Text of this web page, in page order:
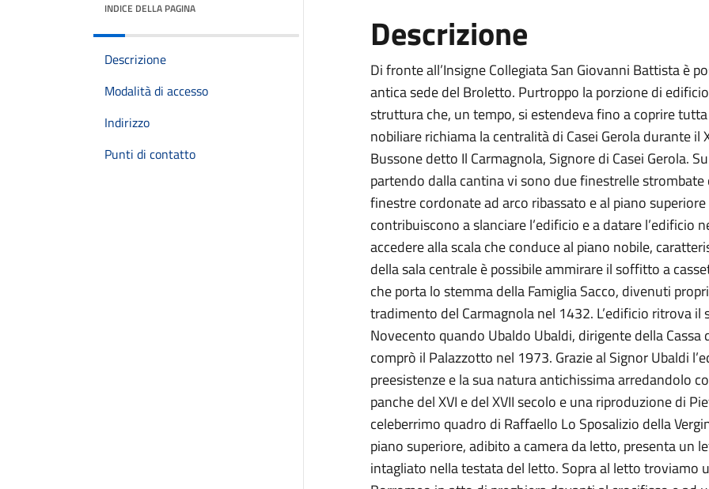
INDICE DELLA PAGINA
Descrizione
Modalità di accesso
Indirizzo
Punti di contatto
Descrizione
Di fronte all’Insigne Collegiata San Giovanni Battista è
antica sede del Broletto. Purtroppo la porzione di
struttura che, un tempo, si estendeva fino a coprire
nobiliare richiama la centralità di Casei Gerola durante il
Bussone detto Il Carmagnola, Signore di Casei Gerola.
partendo dalla cantina vi sono due finestrelle
finestre cordonate ad arco ribassato e al piano
contribuiscono a slanciare l’edificio e a datare l’edificio
accedere alla scala che conduce al piano nobile,
della sala centrale è possibile ammirare il soffitto a
che porta lo stemma della Famiglia Sacco, divenuti
tradimento del Carmagnola nel 1432. L’edificio ritrova
Novecento quando Ubaldo Ubaldi, dirigente della
comprò il Palazzotto nel 1973. Grazie al Signor Ubaldi
preesistenze e la sua natura antichissima arredandolo
panche del XVI e del XVII secolo e una riproduzione di
celeberrimo quadro di Raffaello Lo Sposalizio della
piano superiore, adibito a camera da letto, presenta un
intagliato nella testata del letto. Sopra al letto troviamo